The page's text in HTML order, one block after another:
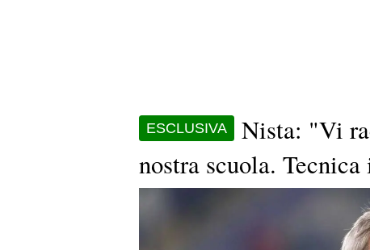
ESCLUSIVA
Nista: "Vi
nostra scuola.